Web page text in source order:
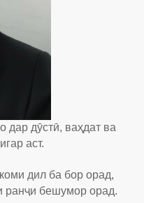
дар дӯстӣ, ваҳдат ва
аст.
дил ба бор орад,
ранҷи бешумор орад.